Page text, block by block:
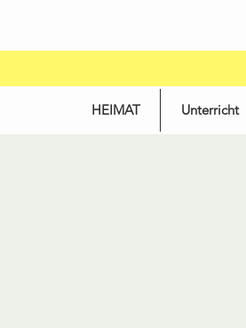
HEIMAT Unterricht